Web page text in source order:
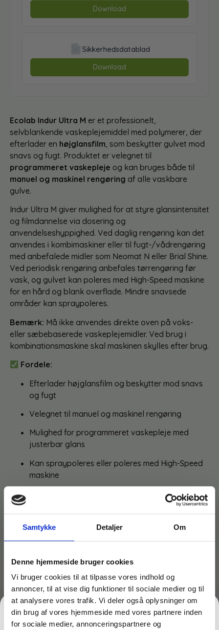
Samtykke Detaljer Om
Denne hjemmeside bruger cookies
Vi bruger cookies til at tilpasse vores indhold og
annoncer, til at vise dig funktioner til sociale medier og til
at analysere vores trafik. Vi deler også oplysninger om
din brug af vores hjemmeside med vores partnere inden
for sociale medier, annonceringspartnere og
Download
Sikkerhedsdatablad
Download
Ecolab Indur Ultra M er et professionelt,
selvblankende vaskeplejemiddel med polymerer, der
efterlader en højglansfilm , som beskytter gulvet mod
snavs og fugt. Produktet er velegnet til
programmeret vaskepleje og kan bruges både til
manuel og maskinel rengøring af alle vaskbare
gulve.
Indur Ultra M giver mulighed for at styre glansintensitet
og filmdannelse via dosering og
anvendelseshyppighed. Ved daglig rengøring kan det
anvendes i kombimaskiner eller til fugt-/vådrengøring
med anbefalede midler som Neomat N eller Brial Shine.
Ved periodisk rengøring anbefales tørrengøring før
vask, og gulvet kan poleres med High-Speed maskine
for en hård og blank overflade. Mindre snavsede
områder kan spraypoleres.
Bemærk: Må ikke anvendes direkte oven på voks-
eller sæbebaserede vaskeplejemidler. Ved brug i
kombinationsmaskine skal maskinen skylles efter brug.
Fordele:
Efterlader højglansfilm og beskytter mod snavs
og fugt
Velegnet til manuel og maskinel rengøring
Mulighed for programmeret vaskepleje med
justerbar glans
Kan spraypoleres eller poleres med High-Speed
maskine
Måske er du også interesseret i følgende
produkter:
Du kunne også være interesseret i…